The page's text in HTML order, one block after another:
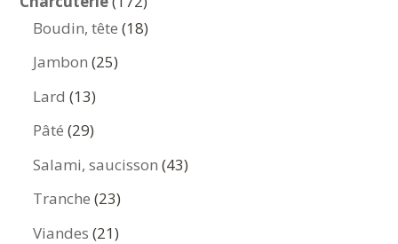
produits
Boudin, tête 1818
Jambon 2525
Lard 1313
produits
Pâté 2929
produits
Salami, saucisson 4343
Tranche 2323
produits
Viandes 2121